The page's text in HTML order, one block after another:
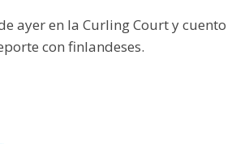
ayer en la Curling Court y cuento
con finlandeses.